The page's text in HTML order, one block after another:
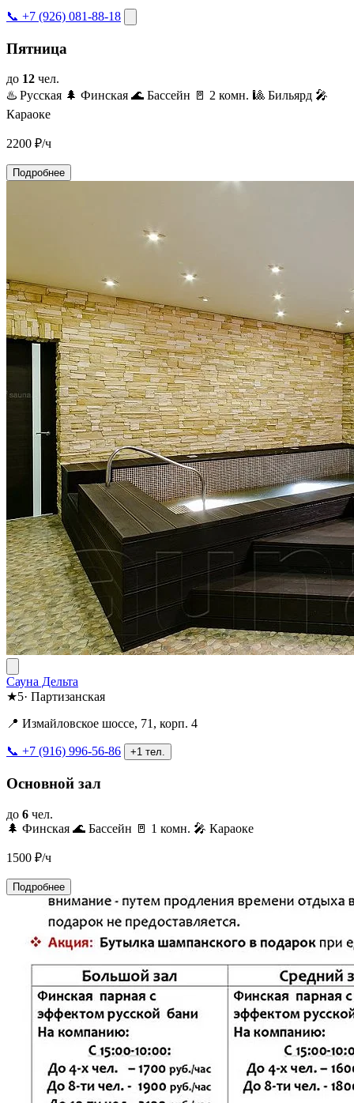
📞 +7 (926) 081-88-18
Пятница
до 12 чел.
♨️ Русская 🌲 Финская 🌊 Бассейн 🚪 2 комн. 🎱 Бильярд 🎤
Караоке
2200 ₽/ч
Подробнее
Сауна Дельта
★5· Партизанская
📍 Измайловское шоссе, 71, корп. 4
📞 +7 (916) 996-56-86 +1 тел.
Основной зал
до 6 чел.
🌲 Финская 🌊 Бассейн 🚪 1 комн. 🎤 Караоке
1500 ₽/ч
Подробнее